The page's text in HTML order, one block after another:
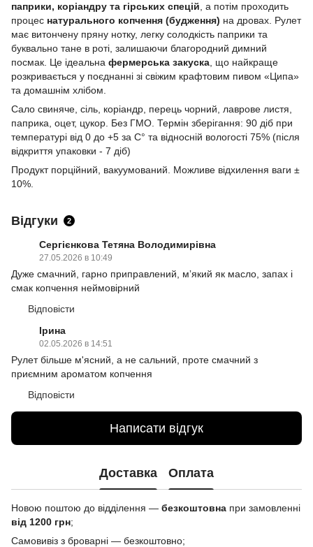
паприки, коріандру та гірських спецій , а потім проходить
процес натурального копчення (будження) на дровах. Рулет
має витончену пряну нотку, легку солодкість паприки та
буквально тане в роті, залишаючи благородний димний
посмак. Це ідеальна фермерська закуска , що найкраще
розкривається у поєднанні зі свіжим крафтовим пивом «Ципа»
та домашнім хлібом.
Сало свиняче, сіль, коріандр, перець чорний, лаврове листя,
паприка, оцет, цукор. Без ГМО. Термін зберігання: 90 діб при
температурі від 0 до +5 за С° та відносній вологості 75% (після
відкриття упаковки - 7 діб)
Продукт порційний, вакуумований. Можливе відхилення ваги ±
10%.
Відгуки 2
Сергієнкова Тетяна Володимирівна
27.05.2026 в 10:49
Дуже смачний, гарно приправлений, мʼякий як масло, запах і
смак копчення неймовірний
Відповісти
Ірина
02.05.2026 в 14:51
Рулет більше м'ясний, а не сальний, проте смачний з
приємним ароматом копчення
Відповісти
Написати відгук
Доставка Оплата
Новою поштою до відділення — безкоштовна при замовленні
від 1200 грн;
Самовивіз з броварні — безкоштовно;